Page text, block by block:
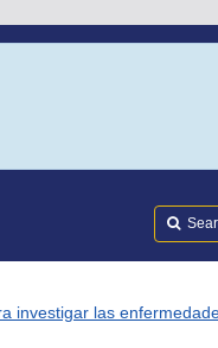
investigar las